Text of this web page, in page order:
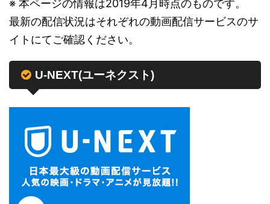
※ 本ページの情報は2019年4月時点のものです。
最新の配信状況はそれぞれの動画配信サービスのサ
イトにてご確認ください。
U-NEXT(ユーネクスト)